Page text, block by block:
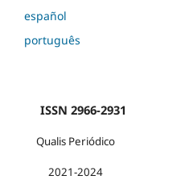
español
português
ISSN 2966-2931
Qualis Periódico
2021-2024